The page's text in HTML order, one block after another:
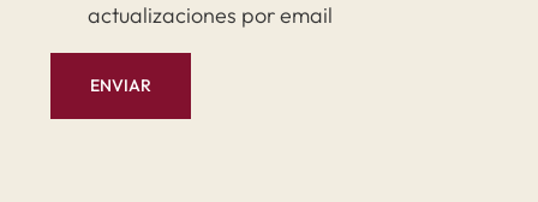
actualizaciones por email
ENVIAR